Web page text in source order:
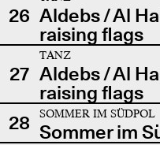
26 Aldebs / Al
raising flags
27
TANZ
Aldebs / Al
raising flags
28
SOMMER IM SÜDPOL
Sommer im